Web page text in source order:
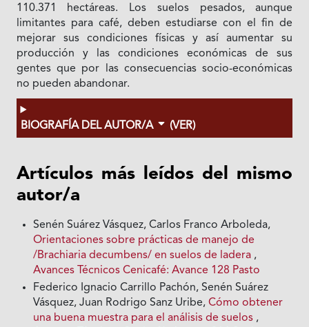
110.371 hectáreas. Los suelos pesados, aunque
limitantes para café, deben estudiarse con el fin de
mejorar sus condiciones físicas y así aumentar su
producción y las condiciones económicas de sus
gentes que por las consecuencias socio-económicas
no pueden abandonar.
BIOGRAFÍA DEL AUTOR/A (VER)
Artículos más leídos del mismo
autor/a
Senén Suárez Vásquez, Carlos Franco Arboleda,
Orientaciones sobre prácticas de manejo de
/Brachiaria decumbens/ en suelos de ladera ,
Avances Técnicos Cenicafé: Avance 128 Pasto
Federico Ignacio Carrillo Pachón, Senén Suárez
Vásquez, Juan Rodrigo Sanz Uribe,Cómo obtener
una buena muestra para el análisis de suelos ,